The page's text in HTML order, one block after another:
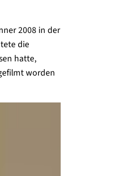
2008 in der
die
hatte,
worden